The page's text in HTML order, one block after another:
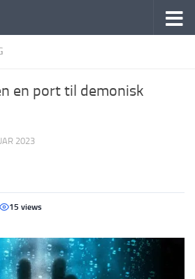
en port til demonisk
2023
15 views